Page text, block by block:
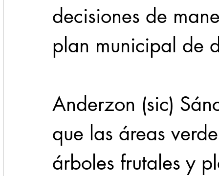
decisiones de
plan municipal de
Anderzon (sic)
que las áreas
árboles frutales y